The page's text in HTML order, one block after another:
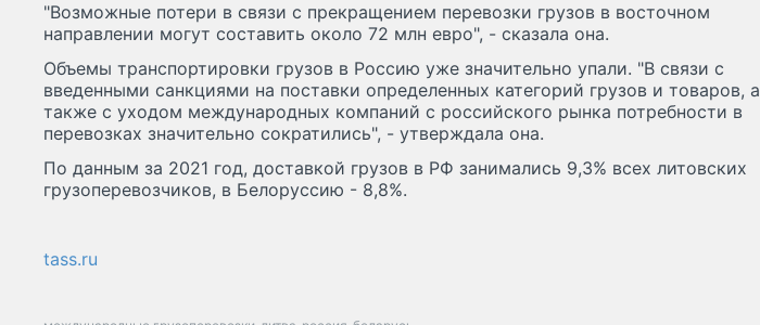
"Возможные потери в связи с прекращением перевозки грузов в восточном
направлении могут составить около 72 млн евро", - сказала она.
Объемы транспортировки грузов в Россию уже значительно упали. "В связи с
введенными санкциями на поставки определенных категорий грузов и товаров, а
также с уходом международных компаний с российского рынка потребности в
перевозках значительно сократились", - утверждала она.
По данным за 2021 год, доставкой грузов в РФ занимались 9,3% всех литовских
грузоперевозчиков, в Белоруссию - 8,8%.
tass.ru